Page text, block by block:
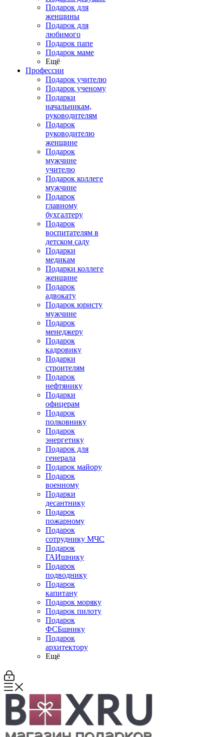
Подарок для
женщины
Подарок для
любимого
Подарок папе
Подарок маме
Ещё
Профессии
Подарок учителю
Подарок ученому
Подарки
начальникам,
руководителям
Подарок
руководителю
женщине
Подарок
мужчине
учителю
Подарок коллеге
мужчине
Подарок
главному
бухгалтеру
Подарок
воспитателям в
детском саду
Подарки
медикам
Подарки коллеге
женщине
Подарок
адвокату
Подарок юристу
мужчине
Подарок
менеджеру
Подарок
кадровику
Подарки
строителям
Подарок
нефтянику
Подарки
офицерам
Подарок
полковнику
Подарок
энергетику
Подарок для
генерала
Подарок майору
Подарок
военному
Подарки
десантнику
Подарок
пожарному
Подарок
сотруднику МЧС
Подарок
ГАИшнику
Подарок
подводнику
Подарок
капитану
Подарок моряку
Подарок пилоту
Подарок
ФСБшнику
Подарок
архитектору
Ещё